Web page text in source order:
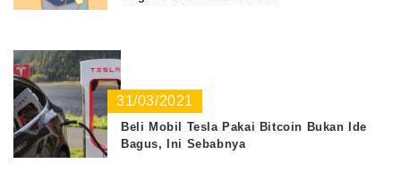
31/03/2021
Beli Mobil Tesla Pakai Bitcoin Bukan Ide
Bagus, Ini Sebabnya